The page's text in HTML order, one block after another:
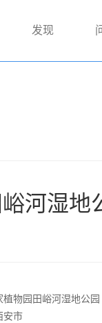
发现
河湿地
植物园田峪河湿地公园
安市